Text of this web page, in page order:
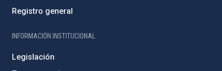
Registro general
INFORMACIÓN INSTITUCIONAL
Legislación